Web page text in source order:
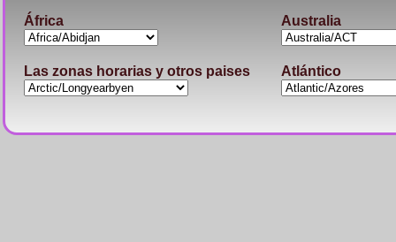
África Australia
Las zonas horarias y otros paises Atlántico